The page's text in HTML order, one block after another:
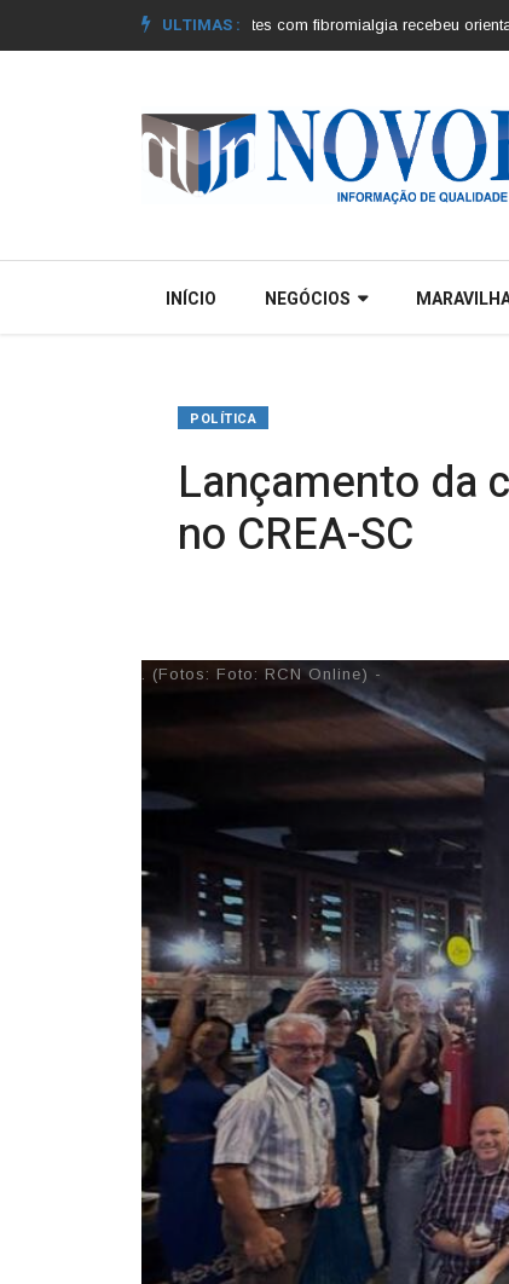
ULTIMAS :
Grupo de pacientes com fibromialgia recebeu orientações |
INÍCIO NEGÓCIOS
POLÍTICA
Lançamento da
no CREA-SC
. (Fotos: Foto: RCN Online) -